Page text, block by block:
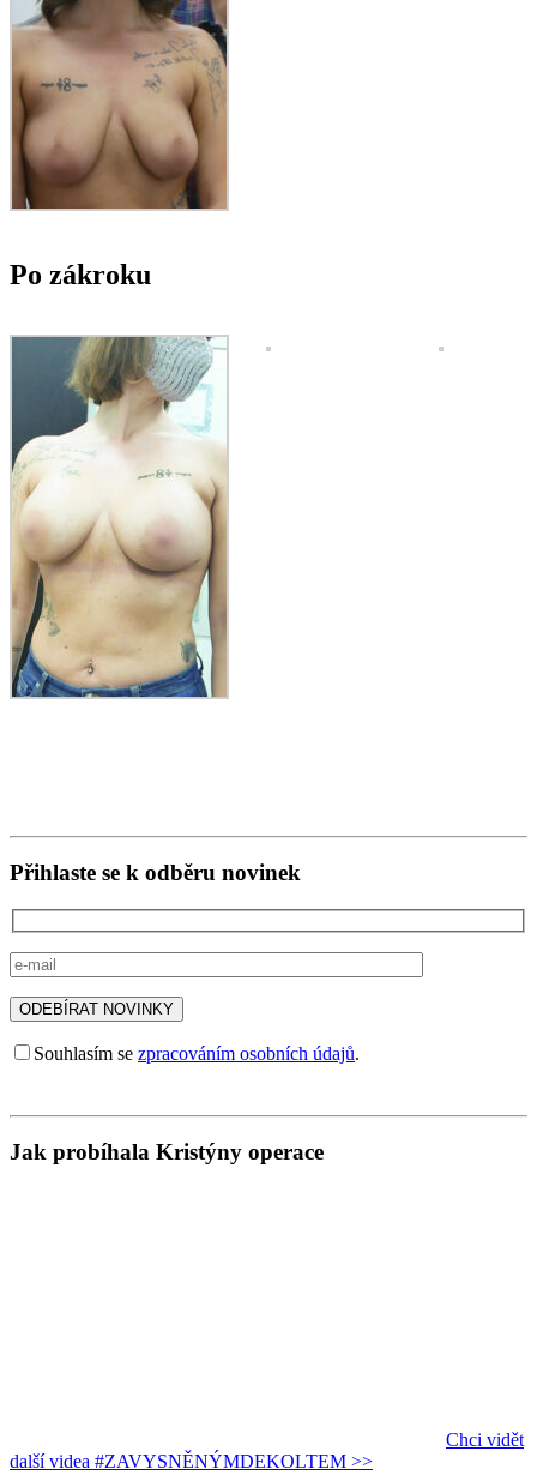
Po zákroku
Přihlaste se k odběru novinek
Souhlasím se zpracováním osobních údajů.
Jak probíhala Kristýny operace
Chci vidět
další videa #ZAVYSNĚNÝMDEKOLTEM >>